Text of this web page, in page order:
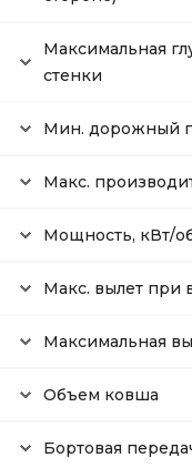
Максимальная
стенки
Мин. дорожный
Макс.
Мощность, кВт/
Макс. вылет при
Максимальная
Объем ковша
Бортовая